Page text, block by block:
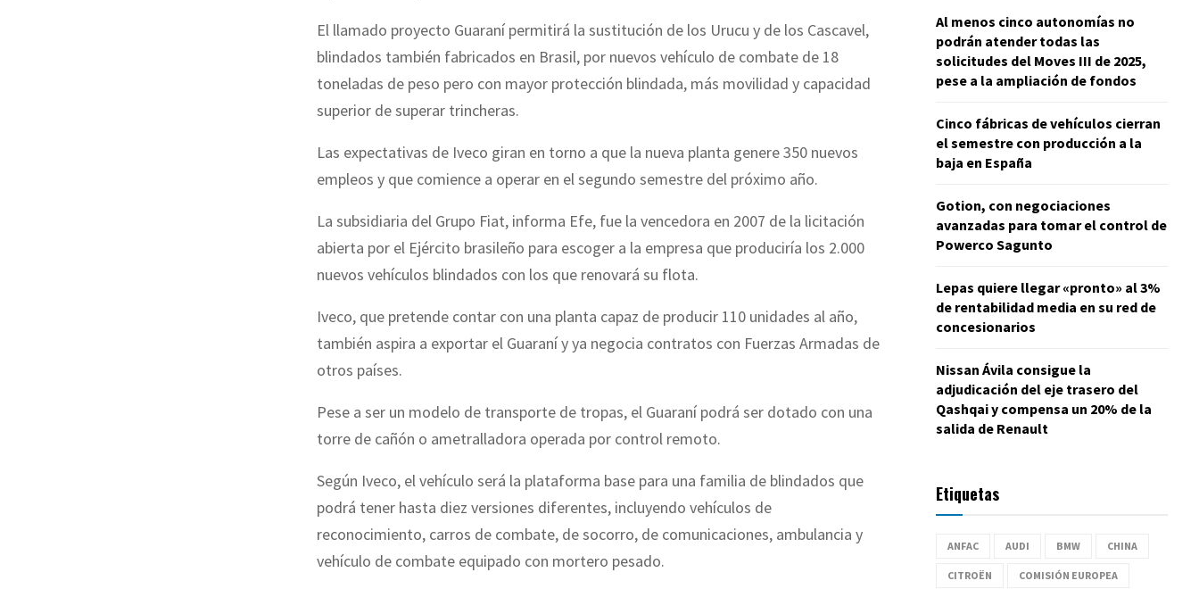
El llamado proyecto Guaraní permitirá la sustitución de los Urucu y de los Cascavel,
blindados también fabricados en Brasil, por nuevos vehículo de combate de 18
toneladas de peso pero con mayor protección blindada, más movilidad y capacidad
superior de superar trincheras.
Las expectativas de Iveco giran en torno a que la nueva planta genere 350 nuevos
empleos y que comience a operar en el segundo semestre del próximo año.
La subsidiaria del Grupo Fiat, informa Efe, fue la vencedora en 2007 de la licitación
abierta por el Ejército brasileño para escoger a la empresa que produciría los 2.000
nuevos vehículos blindados con los que renovará su flota.
Iveco, que pretende contar con una planta capaz de producir 110 unidades al año,
también aspira a exportar el Guaraní y ya negocia contratos con Fuerzas Armadas de
otros países.
Pese a ser un modelo de transporte de tropas, el Guaraní podrá ser dotado con una
torre de cañón o ametralladora operada por control remoto.
Según Iveco, el vehículo será la plataforma base para una familia de blindados que
podrá tener hasta diez versiones diferentes, incluyendo vehículos de
reconocimiento, carros de combate, de socorro, de comunicaciones, ambulancia y
vehículo de combate equipado con mortero pesado.
Al menos cinco autonomías no
podrán atender todas las
solicitudes del Moves III de 2025,
pese a la ampliación de fondos
Cinco fábricas de vehículos cierran
el semestre con producción a la
baja en España
Gotion, con negociaciones
avanzadas para tomar el control de
Powerco Sagunto
Lepas quiere llegar «pronto» al 3%
de rentabilidad media en su red de
concesionarios
Nissan Ávila consigue la
adjudicación del eje trasero del
Qashqai y compensa un 20% de la
salida de Renault
Etiquetas
ANFAC AUDI BMW CHINA
CITROËN COMISIÓN EUROPEA